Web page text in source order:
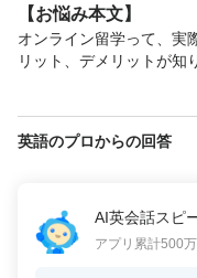
【お悩み本文】
オンライン留学って、実
リット、デメリットが知
英語のプロからの回答
AI英会話スピ
アプリ累計500